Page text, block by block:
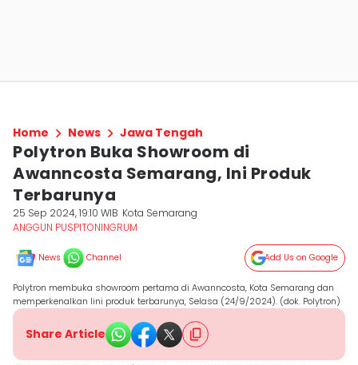
Home News Jawa Tengah
Polytron Buka Showroom di
Awanncosta Semarang, Ini Produk
Terbarunya
25 Sep 2024, 19:10 WIB Kota Semarang
ANGGUN PUSPITONINGRUM
News Channel Add Us on Google
Polytron membuka showroom pertama di Awanncosta, Kota Semarang dan
memperkenalkan lini produk terbarunya, Selasa (24/9/2024). (dok. Polytron)
Share Article